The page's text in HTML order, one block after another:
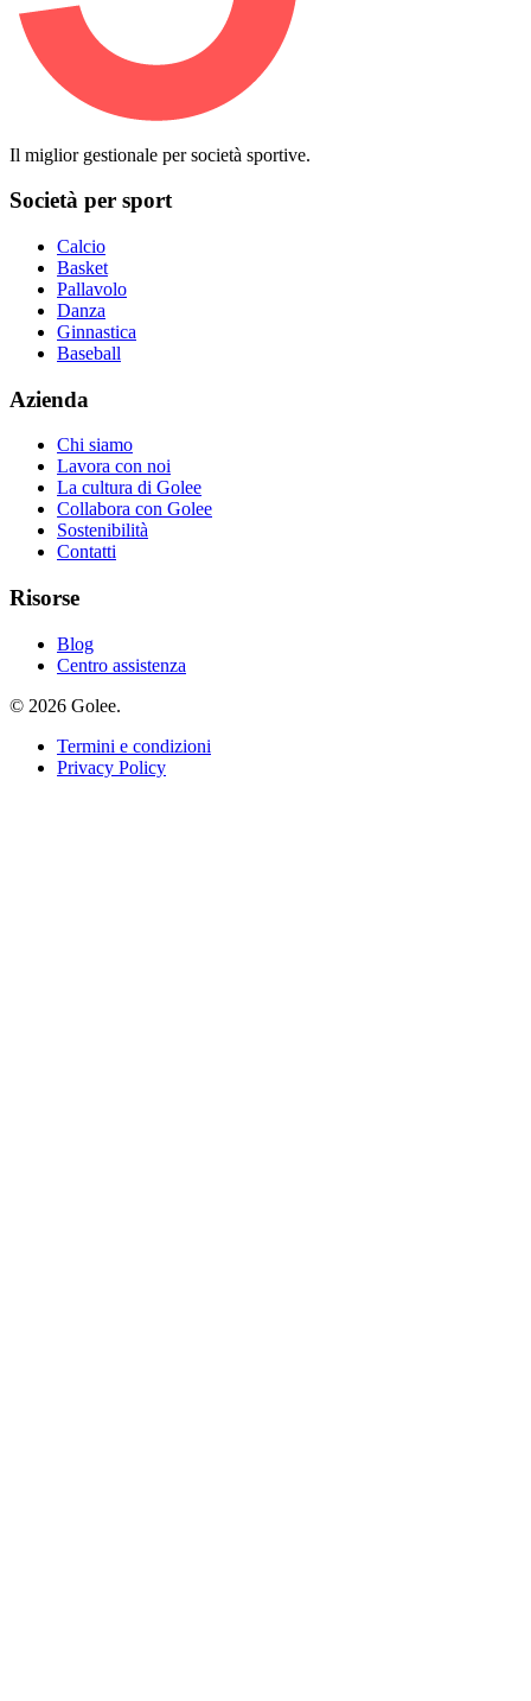
Il miglior gestionale per società sportive.
Società per sport
Calcio
Basket
Pallavolo
Danza
Ginnastica
Baseball
Azienda
Chi siamo
Lavora con noi
La cultura di Golee
Collabora con Golee
Sostenibilità
Contatti
Risorse
Blog
Centro assistenza
© 2026 Golee.
Termini e condizioni
Privacy Policy